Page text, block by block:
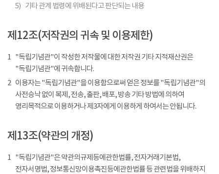
5) 기타 관계 법령에 위배된다고 판단되는 내용
제12조(저작권의 귀속 및 이용제한)
1 "독립기념관"이 작성한 저작물에 대한 저작권 기타 지적재산권은
"독립기념관"에 귀속합니다.
2 이용자는 "독립기념관"을 이용함으로써 얻은 정보를 "독립기념관"의
사전승낙 없이 복제, 전송, 출판, 배포, 방송 기타 방법에 의하여
영리목적으로 이용하거나 제3자에게 이용하게 하여서는 안됩니다.
제13조(약관의 개정)
1 "독립기념관"은 약관의규제등에관한법률, 전자거래기본법,
전자서명법, 정보통신망이용촉진등에관한법률 등 관련법을 위배하지